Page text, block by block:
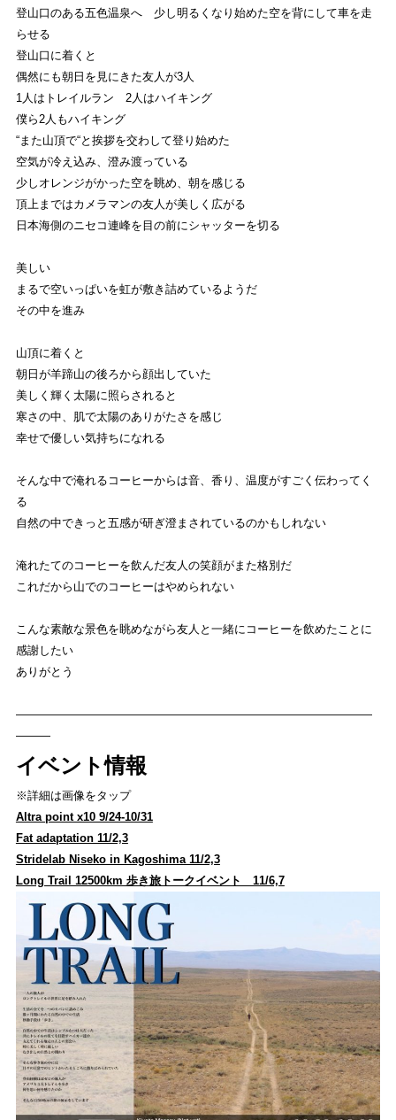
REVIEW
ストライトラボニセコ店独自の
STAFFBLOG
ストライトラボニセコ店の
SHOP INFORMATION
ストライトラボニセコ店 店舗情報
登山口のある五色温泉へ 少し明るくなり始めた空を背にして車を走
らせる
登山口に着くと
偶然にも朝日を見にきた友人が3人
1人はトレイルラン 2人はハイキング
僕ら2人もハイキング
“また山頂で“と挨拶を交わして登り始めた
空気が冷え込み、澄み渡っている
少しオレンジがかった空を眺め、朝を感じる
頂上まではカメラマンの友人が美しく広がる
日本海側のニセコ連峰を目の前にシャッターを切る
美しい
まるで空いっぱいを虹が敷き詰めているようだ
その中を進み
山頂に着くと
朝日が羊蹄山の後ろから顔出していた
美しく輝く太陽に照らされると
寒さの中、肌で太陽のありがたさを感じ
幸せで優しい気持ちになれる
そんな中で淹れるコーヒーからは音、香り、温度がすごく伝わってく
る
自然の中できっと五感が研ぎ澄まされているのかもしれない
淹れたてのコーヒーを飲んだ友人の笑顔がまた格別だ
これだから山でのコーヒーはやめられない
こんな素敵な景色を眺めながら友人と一緒にコーヒーを飲めたことに
感謝したい
ありがとう
———————————————————————————————
———
イベント情報
※詳細は画像をタップ
Altra point x10 9/24-10/31
Fat adaptation 11/2,3
Stridelab Niseko in Kagoshima 11/2,3
Long Trail 12500km 歩き旅トークイベント 11/6,7